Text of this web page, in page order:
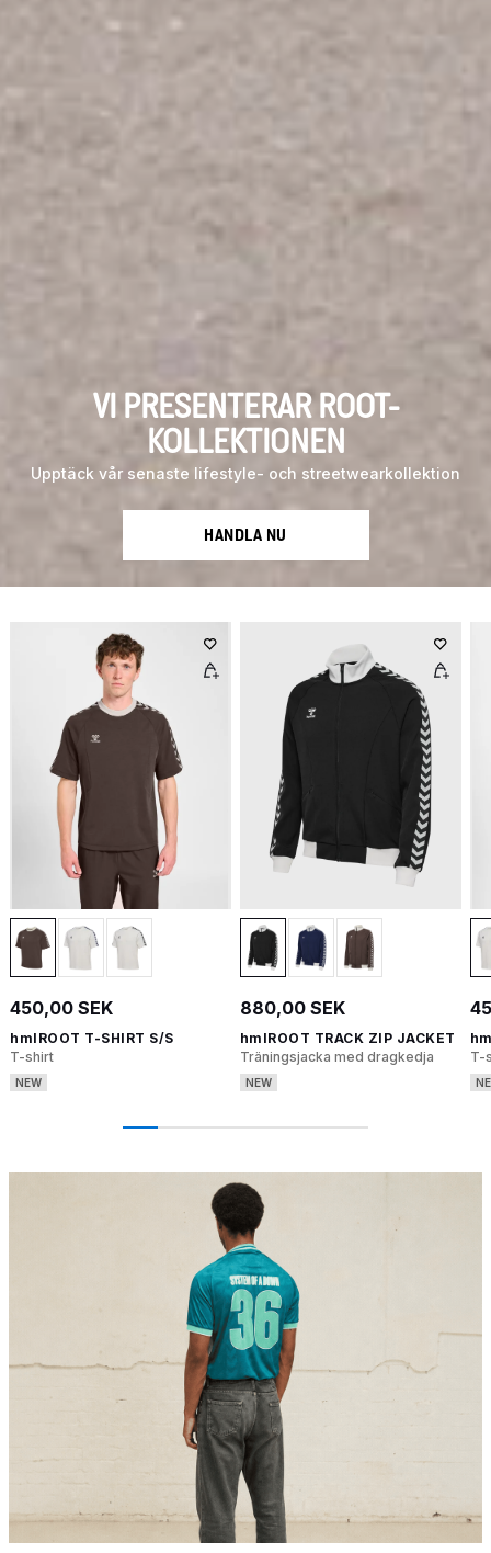
VI PRESENTERAR ROOT-
KOLLEKTIONEN
Upptäck vår senaste lifestyle- och streetwearkollektion
HANDLA NU
450,00 SEK
hmlROOT T-SHIRT S/S
T-shirt
NEW
880,00 SEK
hmlROOT TRACK ZIP JACKET
Träningsjacka med dragkedja
NEW
T-